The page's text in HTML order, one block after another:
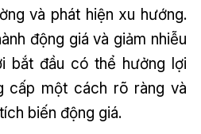
và phát hiện xu hướng.
động giá và giảm nhiễu
bắt đầu có thể hưởng lợi
cấp một cách rõ ràng và
biến động giá.